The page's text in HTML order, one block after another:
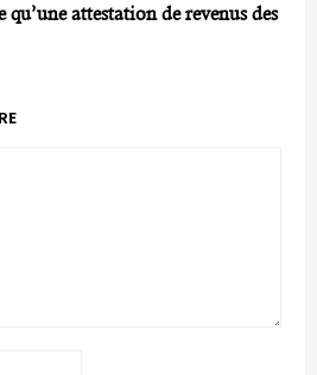
qu’une attestation de revenus des